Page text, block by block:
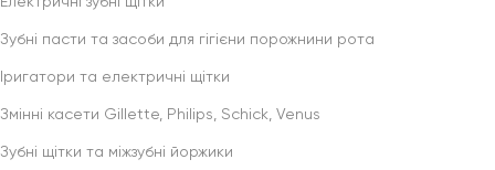
Зубні пасти та засоби для гігієни порожнини рота
Іригатори та електричні щітки
Змінні касети Gillette, Philips, Schick, Venus
Зубні щітки та міжзубні йоржики